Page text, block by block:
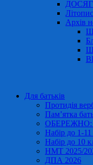
Літопис
Архів
Для батьків
Протидія
Пам’ятка
ОБЕРЕЖНО:
Набір до 1-
Набір до 10
НМТ 2025/
ДПА 2026